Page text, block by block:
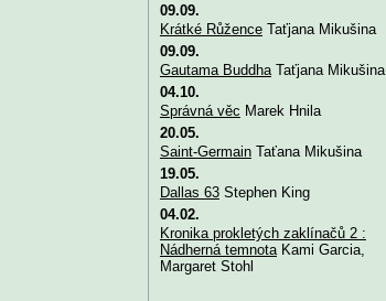
09.09.
Krátké RůženceTaťjana Mikušina
09.09.
Gautama BuddhaTaťjana Mikušina
04.10.
Správná věc Marek Hnila
20.05.
Saint-GermainTaťana Mikušina
19.05.
Dallas 63Stephen King
04.02.
Kronika prokletých zaklínačů 2 :
Nádherná temnotaKami Garcia,
Margaret Stohl